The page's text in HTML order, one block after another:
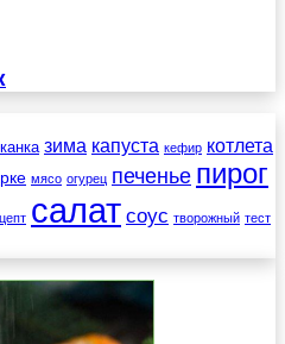
зима капуста кефир котлета
мясо огурец печенье пирог
салат соус творожный тест